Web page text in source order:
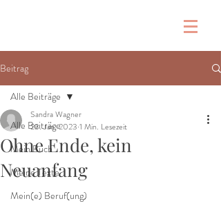
Beitrag
Alle Beiträge
Mein Buch
Meine Texte
Mein(e) Beruf(ung)
Alle Beiträge
Ohne Ende, kein
Neuanfang
Sandra Wagner
23. Jan. 2023 1 Min. Lesezeit